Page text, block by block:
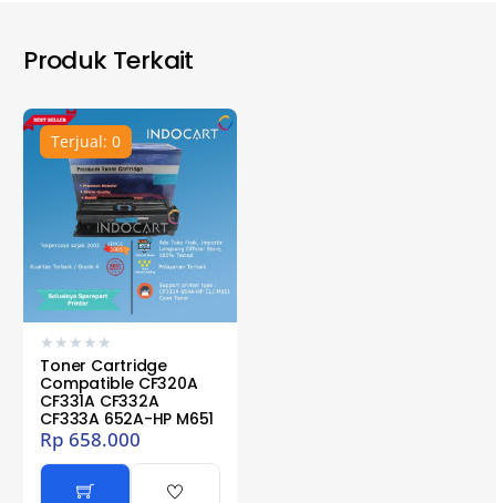
Produk Terkait
Terjual: 0
★ ★ ★ ★ ★
Toner Cartridge
Compatible CF320A
CF331A CF332A
CF333A 652A-HP M651
Rp 658.000